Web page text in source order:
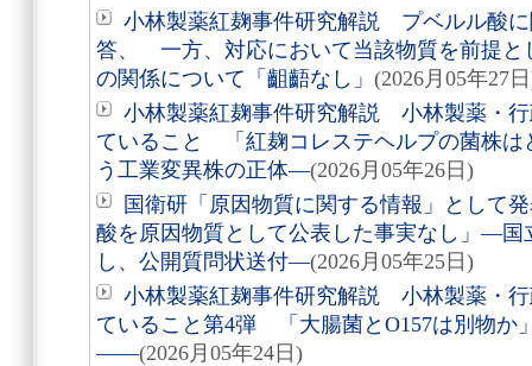
小林製薬紅麹事件研究解説 プベルル酸
答、 一方、対応において当該物質を前提と
の関係について「齟齬なし」 (2026月05年27
小林製薬紅麹事件研究解説 小林製薬・
ていること 「紅麹コレステヘルプの菌株は
う工業変異株の正体―(2026月05年26日)
国衛研「原因物質に関する情報」として
酸を原因物質として公表した事実なし」―国
し、公開質問状送付―(2026月05年25日)
小林製薬紅麹事件研究解説 小林製薬・
ていること第4弾 「大腸菌とO157は別物
――(2026月05年24日)